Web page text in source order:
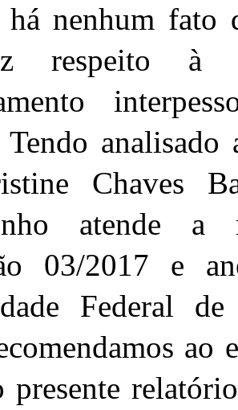
há nenhum fato
respeito à
Tendo
Chaves
atende a
03/2017 e
Federal
presente